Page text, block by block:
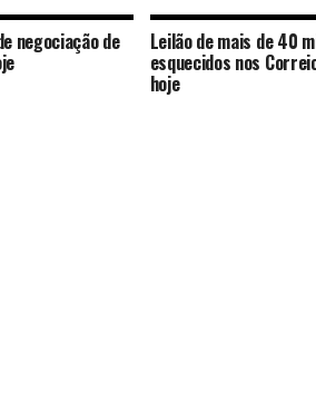
negociação de Leilão de mais de 40
esquecidos nos
hoje